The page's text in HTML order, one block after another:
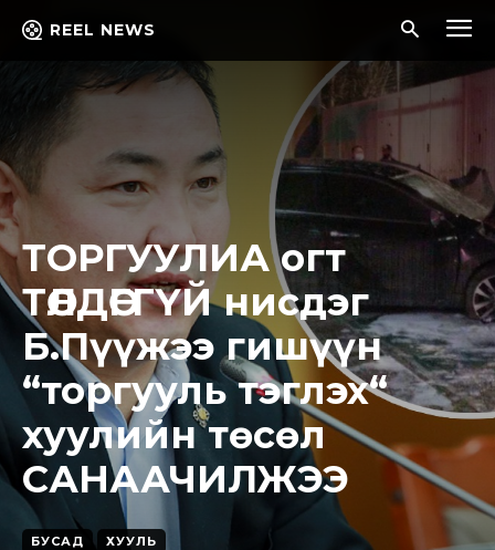
REEL NEWS
ТОРГУУЛИА огт
ТӨЛДӨГГҮЙ нисдэг
Б.Пүүжээ гишүүн
“торгууль тэглэх“
хуулийн төсөл
САНААЧИЛЖЭЭ
БУСАД ХУУЛЬ